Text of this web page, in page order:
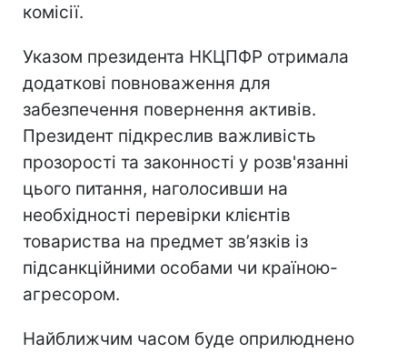
комісії.
Указом президента НКЦПФР отримала
додаткові повноваження для
забезпечення повернення активів.
Президент підкреслив важливість
прозорості та законності у розв'язанні
цього питання, наголосивши на
необхідності перевірки клієнтів
товариства на предмет зв’язків із
підсанкційними особами чи країною-
агресором.
Найближчим часом буде оприлюднено